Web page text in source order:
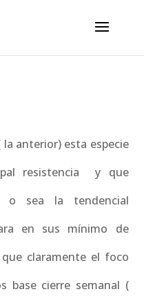
anterior) esta especie
resistencia y que
o sea la tendencial
en sus mínimo de
claramente el foco
base cierre semanal (